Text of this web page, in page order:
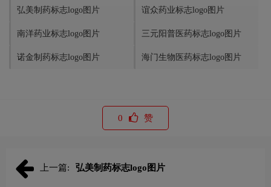
弘美制药标志logo图片 谊众药业标志logo图片
南洋药业标志logo图片 三元阳普医药标志logo图片
诺金制药标志logo图片 海门生物医药标志logo图片
0 赞
上一篇: 弘美制药标志logo图片